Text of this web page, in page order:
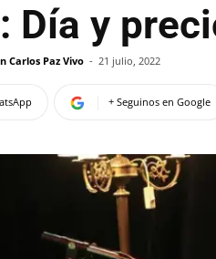
Día y
Carlos Paz Vivo - 21 julio, 2022
+ Seguinos en Google